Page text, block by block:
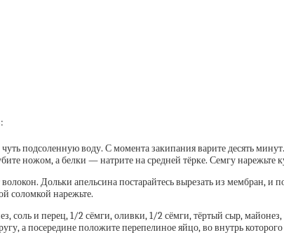
подсоленную воду. С момента закипания варите десять
ножом, а белки — натрите на средней тёрке. Семгу нарежьте
Дольки апельсина постарайтесь вырезать из мембран,
соломкой нарежьте.
соль и перец, 1/2 сёмги, оливки, 1/2 сёмги, тёртый сыр,
а посередине положите перепелиное яйцо, во внутрь